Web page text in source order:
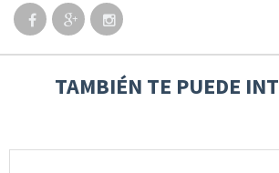
TAMBIÉN TE PUEDE